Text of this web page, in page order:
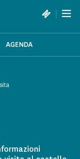
|
AGENDA